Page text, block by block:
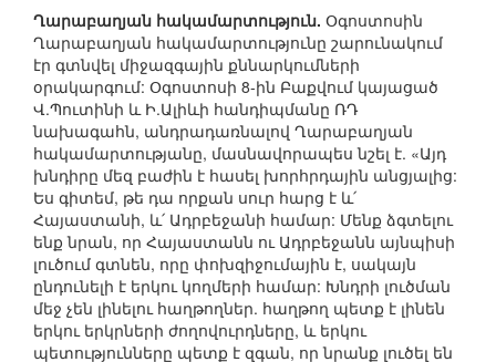
Ղարաբաղյան հակամարտություն. Օգոստոսին
Ղարաբաղյան հակամարտությունը շարունակում
էր գտնվել միջազգային քննարկումների
օրակարգում: Օգոստոսի 8-ին Բաքվում կայացած
Վ.Պուտինի և Ի.Ալիևի հանդիպմանը ՌԴ
նախագահն, անդրադառնալով Ղարաբաղյան
հակամարտությանը, մասնավորապես նշել է. «Այդ
խնդիրը մեզ բաժին է հասել խորհրդային անցյալից:
Ես գիտեմ, թե դա որքան սուր հարց է և՛
Հայաստանի, և՛ Ադրբեջանի համար: Մենք ձգտելու
ենք նրան, որ Հայաստանն ու Ադրբեջանն այնպիսի
լուծում գտնեն, որը փոխզիջումային է, սակայն
ընդունելի է երկու կողմերի համար: Խնդրի լուծման
մեջ չեն լինելու հաղթողներ. հաղթող պետք է լինեն
երկու երկրների ժողովուրդները, և երկու
պետությունները պետք է զգան, որ նրանք լուծել են